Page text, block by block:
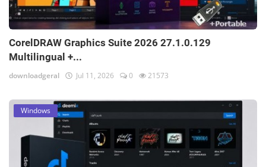
CorelDRAW Graphics Suite 2026 27.1.0.129
Multilingual +...
downloadgeral Jul 11, 2026 0 21573
Windows